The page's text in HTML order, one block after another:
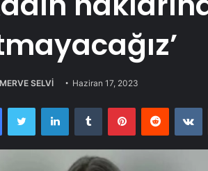
MERVE SELVİ Haziran 17, 2023
FacebookTwitter LinkedInTumblr PinterestReddit